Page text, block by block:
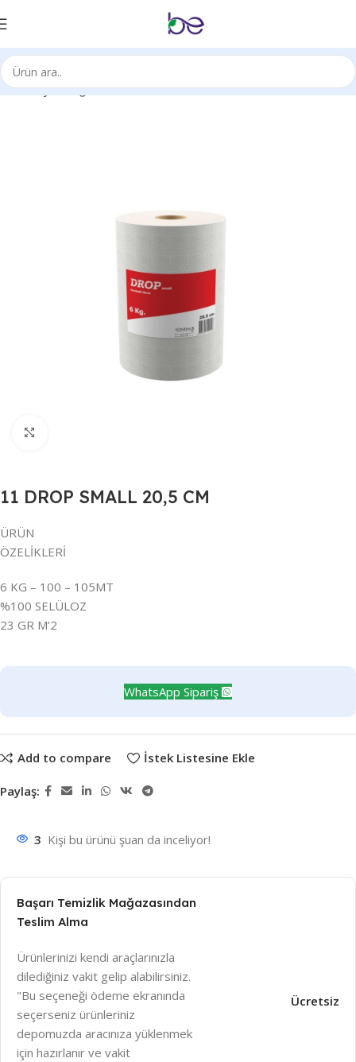
Ana Sayfa Kağıt Ürünleri Fotoselli/Hareketli
11 DROP SMALL 20,5 CM
ÜRÜN
ÖZELİKLERİ
6 KG – 100 – 105MT
%100 SELÜLOZ
23 GR M’2
WhatsApp Sipariş
Add to compare İstek Listesine Ekle
Paylaş:
3 Kişi bu ürünü şuan da inceliyor!
Başarı Temizlik Mağazasından
Teslim Alma
Ürünlerinizi kendi araçlarınızla
dilediğiniz vakit gelip alabilirsiniz.
"Bu seçeneği ödeme ekranında
seçerseniz ürünleriniz
depomuzda aracınıza yüklenmek
için hazırlanır ve vakit
Ücretsiz